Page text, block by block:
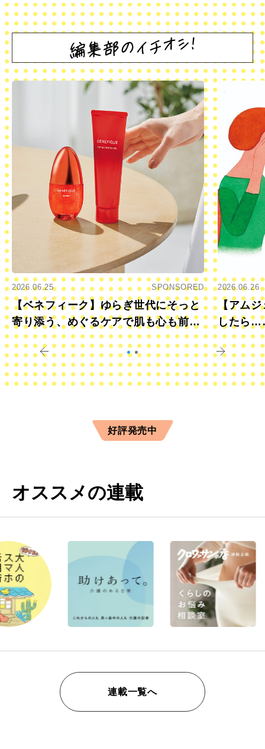
2026.06.25 SPONSORED
【ベネフィーク】ゆらぎ世代にそっと
寄り添う、めぐるケアで肌も心も前向
きに
2026.06.26
【アムジ
したら
すか？
好評発売中
オススメの連載
連載一覧へ